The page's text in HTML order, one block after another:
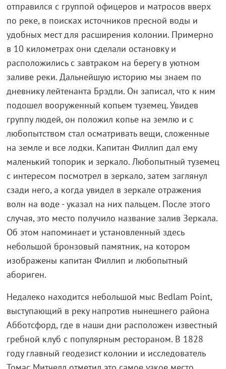
отправился с группой офицеров и матросов вверх
по реке, в поисках источников пресной воды и
удобных мест для расширения колонии. Примерно
в 10 километрах они сделали остановку и
расположились с завтраком на берегу в уютном
заливе реки. Дальнейшую историю мы знаем по
дневнику лейтенанта Брэдли. Он записал, что к ним
подошел вооруженный копьем туземец. Увидев
группу людей, он положил копье на землю и с
любопытством стал осматривать вещи, сложенные
на земле и все лодки. Капитан Филлип дал ему
маленький топорик и зеркало. Любопытный туземец
с интересом посмотрел в зеркало, затем заглянул
сзади него, а когда увидел в зеркале отражения
волн на воде - указал на них пальцем. После этого
случая, это место получило название залив Зеркала.
Об этом напоминает и установленный здесь
небольшой бронзовый памятник, на котором
изображены капитан Филлип и любопытный
абориген.
Недалеко находится небольшой мыс Bedlam Point,
выступающий в реку напротив нынешнего района
Абботсфорд, где в наши дни расположен известный
гребной клуб с популярным рестораном. В 1828
году главный геодезист колонии и исследователь